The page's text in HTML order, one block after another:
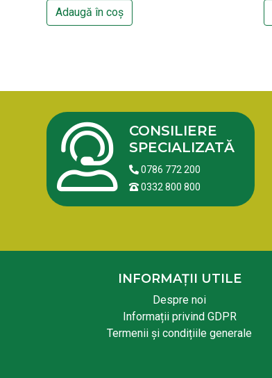
Adaugă în coș
CONSILIERE
SPECIALIZATĂ
0786 772 200
0332 800 800
INFORMAȚII UTILE
Despre noi
Informații privind GDPR
Termenii și condițiile generale